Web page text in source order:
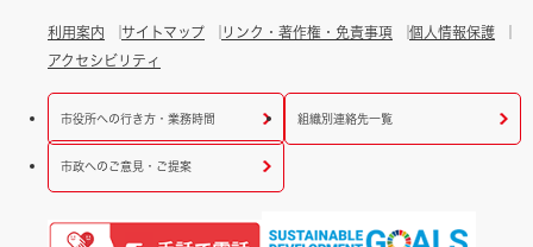
利用案内 サイトマップ リンク・著作権・免責事項
個人情報保護
アクセシビリティ
市役所への行き方・業務時間 組織別連絡先一覧
市政へのご意見・ご提案